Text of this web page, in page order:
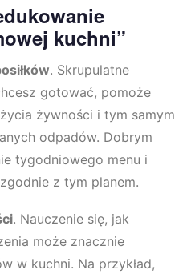
kuchni”
. Skrupulatne
gotować, pomoże
żywności i tym samym
odpadów. Dobrym
tygodniowego menu i
z tym planem.
. Nauczenie się, jak
może znacznie
w kuchni. Na przykład,